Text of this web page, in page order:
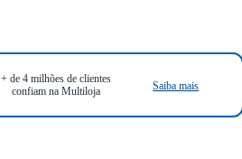
+ de 4 milhões de clientes
confiam na Multiloja
Saiba mais